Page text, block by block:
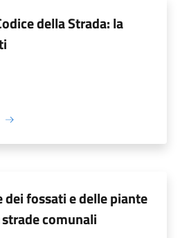
della Strada: la
fossati e delle piante
comunali